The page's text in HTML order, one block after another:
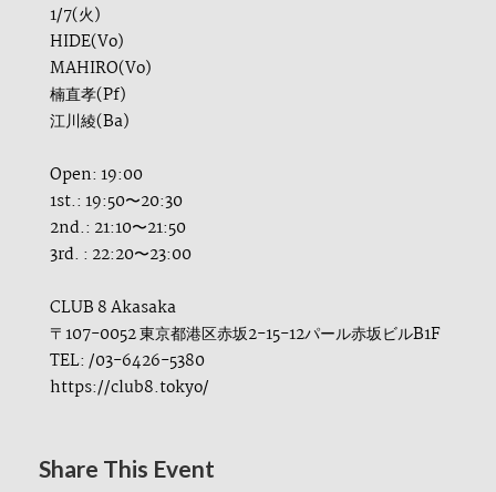
1/7(火)
HIDE(Vo)
MAHIRO(Vo)
楠直孝(Pf)
江川綾(Ba)
Open: 19:00
1st.: 19:50〜20:30
2nd.: 21:10〜21:50
3rd. : 22:20〜23:00
CLUB 8 Akasaka
〒107-0052 東京都港区赤坂2-15-12パール赤坂ビルB1F
TEL: /03-6426-5380
https://club8.tokyo/
Share This Event